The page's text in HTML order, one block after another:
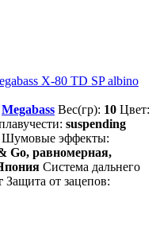
X-80 TD SP albino
Megabass Вес(гр): 10 Цвет:
suspending
Шумовые эффекты:
Go, равномерная,
Система дальнего
Защита от зацепов: